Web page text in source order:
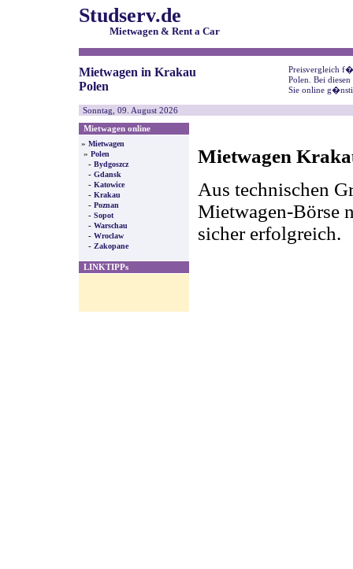
Studserv.de
Mietwagen & Rent a Car
Mietwagen in Krakau
Polen
Preisvergleich
Polen. Bei
Sie online
Sonntag, 09. August 2026
Mietwagen online
» Mietwagen
» Polen
- Bydgoszcz
- Gdansk
- Katowice
- Krakau
- Poznan
- Sopot
- Warschau
- Wroclaw
- Zakopane
LINKTIPPs
Mietwagen
Aus technischen
Mietwagen-Börse
sicher erfolgreich.